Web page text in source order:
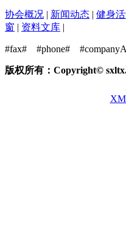
协会概况 | 新闻动态 | 健身
窗 | 资料文库 |
#fax# #phone#
版权所有：Copyright©